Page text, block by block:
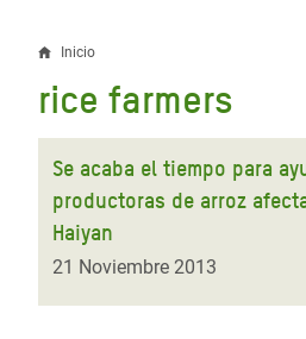
Sobrescribir
enlaces
de
ayuda
la
Inicio
rice farmers
Se acaba el tiempo para
productoras de arroz
Haiyan
21 Noviembre 2013